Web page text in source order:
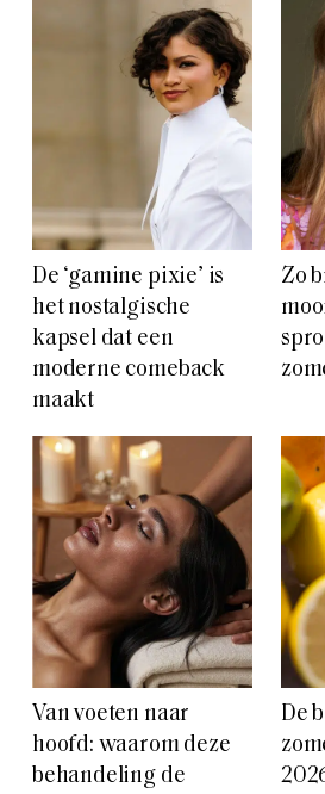
De ‘gamine pixie’ is
het nostalgische
kapsel dat een
moderne comeback
maakt
Zo
Van voeten naar
hoofd: waarom deze
behandeling de
De